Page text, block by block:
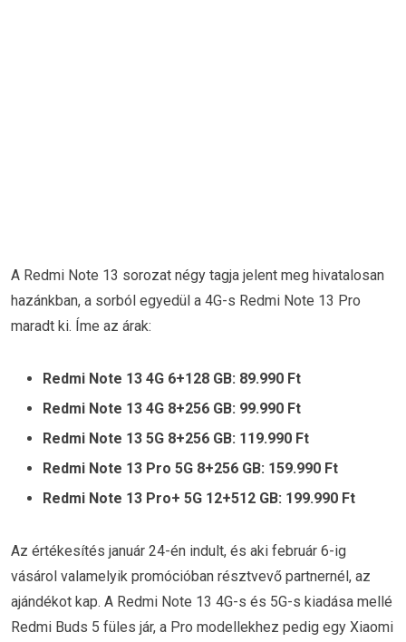
A Redmi Note 13 sorozat négy tagja jelent meg hivatalosan
hazánkban, a sorból egyedül a 4G-s Redmi Note 13 Pro
maradt ki. Íme az árak:
Redmi Note 13 4G 6+128 GB: 89.990 Ft
Redmi Note 13 4G 8+256 GB: 99.990 Ft
Redmi Note 13 5G 8+256 GB: 119.990 Ft
Redmi Note 13 Pro 5G 8+256 GB: 159.990 Ft
Redmi Note 13 Pro+ 5G 12+512 GB: 199.990 Ft
Az értékesítés január 24-én indult, és aki február 6-ig
vásárol valamelyik promócióban résztvevő partnernél, az
ajándékot kap. A Redmi Note 13 4G-s és 5G-s kiadása mellé
Redmi Buds 5 füles jár, a Pro modellekhez pedig egy Xiaomi